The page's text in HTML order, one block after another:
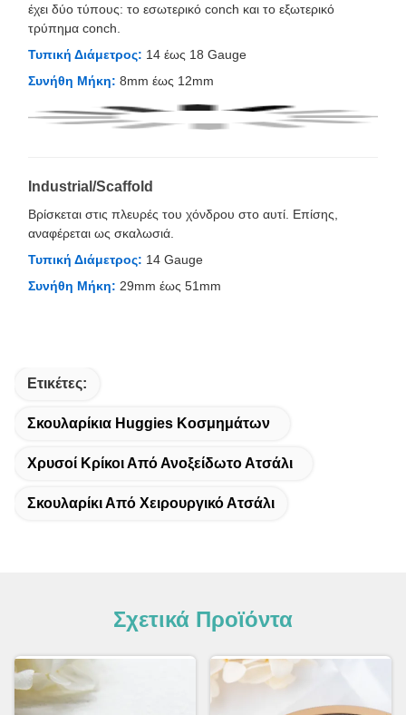
έχει δύο τύπους: το εσωτερικό conch και το εξωτερικό
τρύπημα conch.
Τυπική Διάμετρος: 14 έως 18 Gauge
Συνήθη Μήκη: 8mm έως 12mm
Industrial/Scaffold
Βρίσκεται στις πλευρές του χόνδρου στο αυτί. Επίσης,
αναφέρεται ως σκαλωσιά.
Τυπική Διάμετρος: 14 Gauge
Συνήθη Μήκη: 29mm έως 51mm
Ετικέτες:
Σκουλαρίκια Huggies Κοσμημάτων
Χρυσοί Κρίκοι Από Ανοξείδωτο Ατσάλι
Σκουλαρίκι Από Χειρουργικό Ατσάλι
Σχετικά Προϊόντα